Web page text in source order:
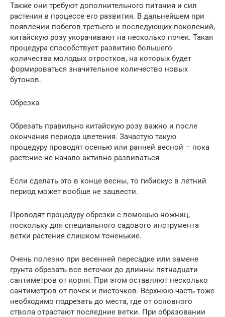
Также они требуют дополнительного питания и сил
растения в процессе его развития. В дальнейшем при
появлении побегов третьего и последующих поколений,
китайскую розу укорачивают на несколько почек. Такая
процедура способствует развитию большего
количества молодых отростков, на которых будет
формироваться значительное количество новых
бутонов.
Обрезка
Обрезать правильно китайскую розу важно и после
окончания периода цветения. Зачастую такую
процедуру проводят осенью или ранней весной – пока
растение не начало активно развиваться
Если сделать это в конце весны, то гибискус в летний
период может вообще не зацвести.
Проводят процедуру обрезки с помощью ножниц,
поскольку для специального садового инструмента
ветки растения слишком тоненькие.
Очень полезно при весенней пересадке или замене
грунта обрезать все веточки до длинны пятнадцати
сантиметров от корня. При этом оставляют несколько
сантиметров от почек и листочков. Верхнюю часть тоже
необходимо подрезать до места, где от основного
ствола отрастают последние ветки. При образовании